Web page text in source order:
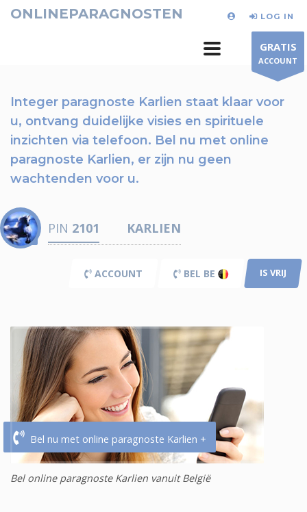
ONLINEPARAGNOSTEN LOG IN
GRATIS
ACCOUNT
Integer paragnoste Karlien staat klaar voor
u, ontvang duidelijke visies en spirituele
inzichten via telefoon. Bel nu met online
paragnoste Karlien, er zijn nu geen
wachtenden voor u.
PIN 2101 KARLIEN
ACCOUNT BEL BE IS VRIJ
Bel nu met online paragnoste Karlien +
Bel online paragnoste Karlien vanuit België